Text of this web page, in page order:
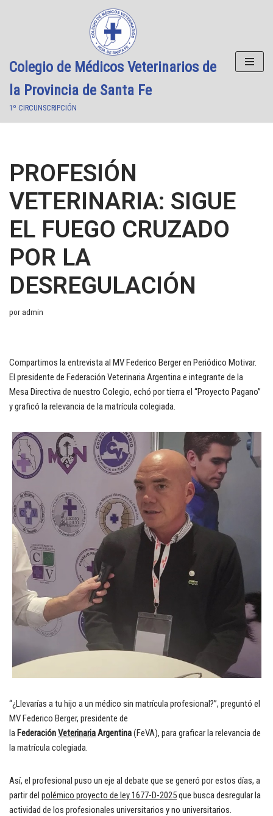
contenido
Colegio de Médicos Veterinarios de
la Provincia de Santa Fe
1º CIRCUNSCRIPCIÓN
PROFESIÓN
VETERINARIA: SIGUE
EL FUEGO CRUZADO
POR LA
DESREGULACIÓN
poradmin
Compartimos la entrevista al MV Federico Berger en Periódico Motivar.
El presidente de Federación Veterinaria Argentina e integrante de la
Mesa Directiva de nuestro Colegio, echó por tierra el “Proyecto Pagano”
y graficó la relevancia de la matrícula colegiada.
“¿Llevarías a tu hijo a un médico sin matrícula profesional?”, preguntó el
MV Federico Berger, presidente de
la FederaciónVeterinariaArgentina(FeVA), para graficar la relevancia de
la matrícula colegiada.
Así, el profesional puso un eje al debate que se generó por estos días, a
partir del polémico proyecto de ley 1677-D-2025que busca desregular la
actividad de los profesionales universitarios y no universitarios.